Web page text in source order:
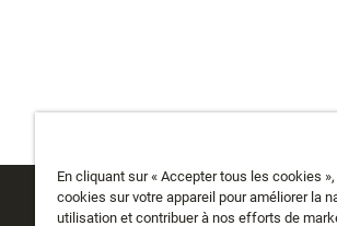
En cliquant sur « Accepter tous les cookies
cookies sur votre appareil pour améliorer la
utilisation et contribuer à nos efforts de